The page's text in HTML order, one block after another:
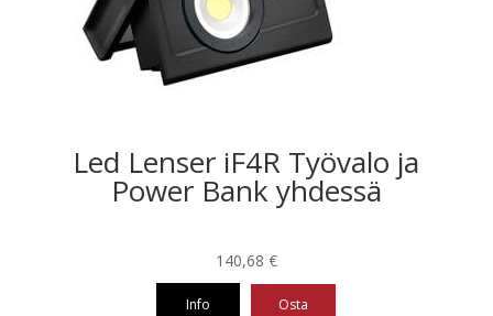
Led Lenser iF4R Työvalo ja
Power Bank yhdessä
140,68 €
Info Osta